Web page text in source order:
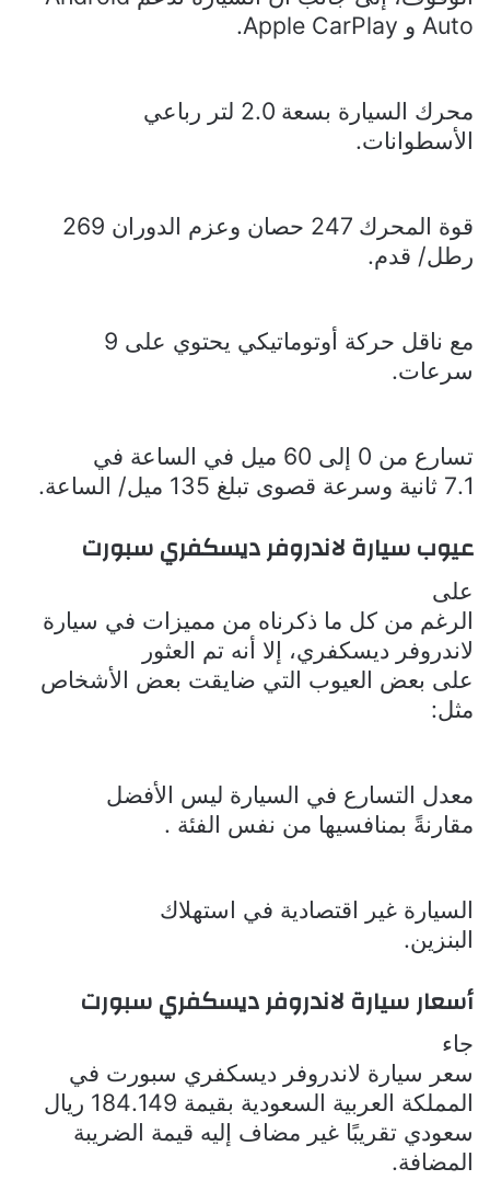
Auto و Apple CarPlay
.
محرك السيارة بسعة 2.0 لتر رباعي
الأسطوانات.
قوة المحرك 247 حصان وعزم الدوران 269
رطل/ قدم.
مع ناقل حركة أوتوماتيكي يحتوي على 9
سرعات.
تسارع من 0 إلى 60 ميل في الساعة في
7.1 ثانية وسرعة قصوى تبلغ 135 ميل/ الساعة.
عيوب سيارة لاندروفر ديسكفري سبورت
على
الرغم من كل ما ذكرناه من مميزات في سيارة
لاندروفر ديسكفري، إلا أنه تم العثور
على بعض العيوب التي ضايقت بعض الأشخاص
مثل:
معدل التسارع في السيارة ليس الأفضل
مقارنةً بمنافسيها من نفس الفئة .
السيارة غير اقتصادية في استهلاك
البنزين.
أسعار سيارة لاندروفر ديسكفري سبورت
جاء
سعر سيارة لاندروفر ديسكفري سبورت في
المملكة العربية السعودية بقيمة 184.149 ريال
سعودي تقريبًا غير مضاف إليه قيمة الضريبة
المضافة.